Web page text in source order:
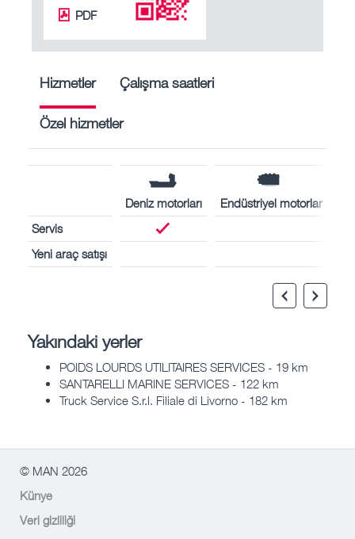
PDF
Hizmetler Çalışma saatleri
Özel hizmetler
Deniz motorları
Endüstriyel motorlar
Servis
Yeni araç satışı
Yakındaki yerler
POIDS LOURDS UTILITAIRES SERVICES - 19 km
SANTARELLI MARINE SERVICES - 122 km
Truck Service S.r.l. Filiale di Livorno - 182 km
© MAN 2026
Künye
Veri gizliliği